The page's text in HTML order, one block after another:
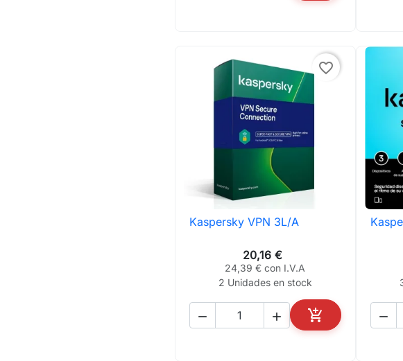
favorite_border
 Vista rápida
Kaspersky VPN 3L/A
20,16 €
24,39 € con I.V.A
2 Unidades en stock
  
AÑADIR AL
